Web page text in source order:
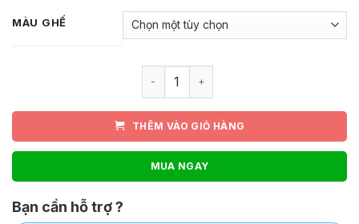
MÀU GHẾ
Ghế nhựa PP lưng lỗ màu pastel
THÊM VÀO GIỎ HÀNG
MUA NGAY
Bạn cần hỗ trợ ?